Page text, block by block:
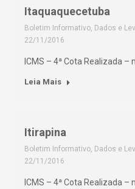
Itaquaquecetuba
Boletim Informativo, Dados e
22/11/2016
ICMS – 4ª Cota Realizada –
Leia Mais
Itirapina
Boletim Informativo, Dados e
22/11/2016
ICMS – 4ª Cota Realizada –